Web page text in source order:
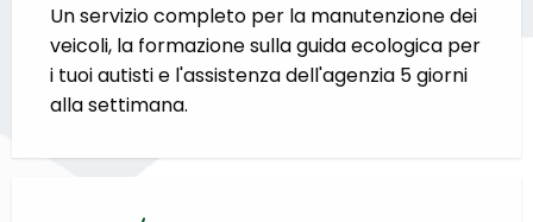
Un servizio completo per la manutenzione dei
veicoli, la formazione sulla guida ecologica per
i tuoi autisti e l'assistenza dell'agenzia 5 giorni
alla settimana.